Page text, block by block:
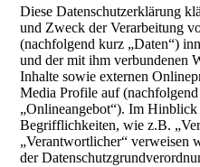
Diese Datenschutzerklärung
und Zweck der Verarbeitung
(nachfolgend kurz „Daten“)
und der mit ihm verbundenen
Inhalte sowie externen
Media Profile auf
„Onlineangebot“). Im
Begrifflichkeiten, wie z.B.
„Verantwortlicher“
der